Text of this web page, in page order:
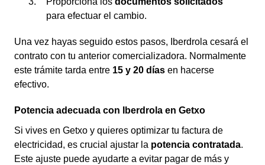
para efectuar el cambio.
Una vez hayas seguido estos pasos, Iberdrola cesará el
contrato con tu anterior comercializadora. Normalmente
este trámite tarda entre 15 y 20 días en hacerse
efectivo.
Potencia adecuada con Iberdrola en Getxo
Si vives en Getxo y quieres optimizar tu factura de
electricidad, es crucial ajustar la potencia contratada.
Este ajuste puede ayudarte a evitar pagar de más y